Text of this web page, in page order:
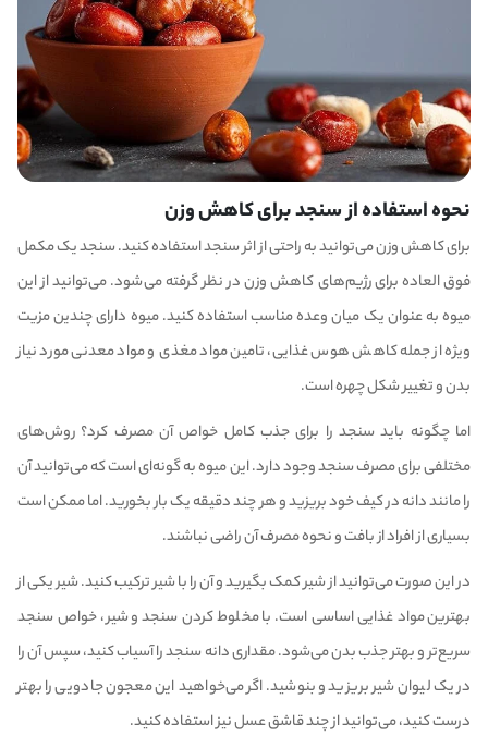
نحوه استفاده از سنجد برای کاهش وزن
برای کاهش وزن می‌توانید به راحتی از اثر سنجد استفاده کنید. سنجد یک مکمل
فوق العاده برای رژیم‌های کاهش وزن در نظر گرفته می‌شود. می‌توانید از این
میوه به عنوان یک میان وعده مناسب استفاده کنید. میوه دارای چندین مزیت
ویژه از جمله کاهش هوس غذایی، تامین مواد مغذی و مواد معدنی مورد نیاز
بدن و تغییر شکل چهره است.
اما چگونه باید سنجد را برای جذب کامل خواص آن مصرف کرد؟ روش‌های
مختلفی برای مصرف سنجد وجود دارد. این میوه به گونه‌ای است که می‌توانید آن
را مانند دانه در کیف خود بریزید و هر چند دقیقه یک بار بخورید. اما ممکن است
بسیاری از افراد از بافت و نحوه مصرف آن راضی نباشند.
در این صورت می‌توانید از شیر کمک بگیرید و آن را با شیر ترکیب کنید. شیر یکی از
بهترین مواد غذایی اساسی است. با مخلوط کردن سنجد و شیر، خواص سنجد
سریع‌تر و بهتر جذب بدن می‌شود. مقداری دانه سنجد را آسیاب کنید، سپس آن را
در یک لیوان شیر بریزید و بنوشید. اگر می‌خواهید این معجون جادویی را بهتر
درست کنید، می‌توانید از چند قاشق عسل نیز استفاده کنید.